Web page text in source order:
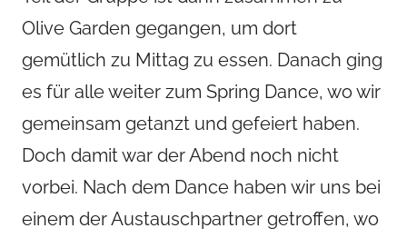
Olive Garden gegangen, um dort
gemütlich zu Mittag zu essen. Danach ging
es für alle weiter zum Spring Dance, wo wir
gemeinsam getanzt und gefeiert haben.
Doch damit war der Abend noch nicht
vorbei. Nach dem Dance haben wir uns bei
einem der Austauschpartner getroffen, wo